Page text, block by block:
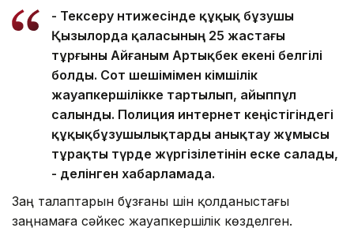
- Тексеру нәтижесінде құқық бұзушы
Қызылорда қаласының 25 жастағы
тұрғыны Айғаным Артықбек екені белгілі
болды. Сот шешімімен әкімшілік
жауапкершілікке тартылып, айыппұл
салынды. Полиция интернет кеңістігіндегі
құқықбұзушылықтарды анықтау жұмысы
тұрақты түрде жүргізілетінін еске салады,
- делінген хабарламада.
Заң талаптарын бұзғаны үшін қолданыстағы
заңнамаға сәйкес жауапкершілік көзделген.